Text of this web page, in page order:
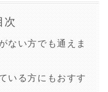
次
ない方でも通えま
いる方にもおすす